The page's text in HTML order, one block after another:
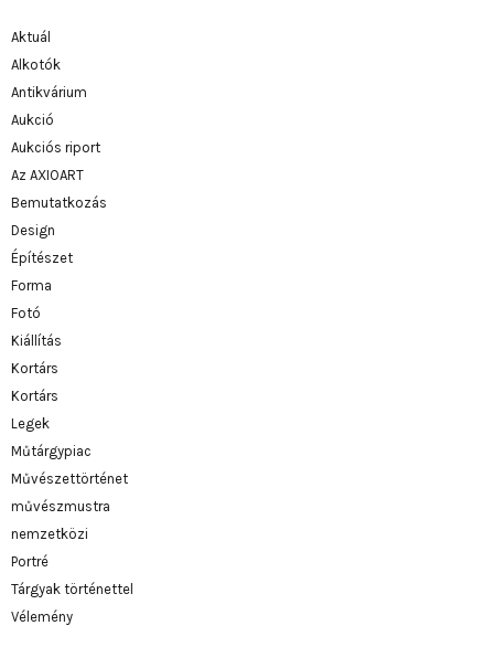
Aktuál
Alkotók
Antikvárium
Aukció
Aukciós riport
Az AXIOART
Bemutatkozás
Design
Építészet
Forma
Fotó
Kiállítás
Kortárs
Kortárs
Legek
Műtárgypiac
Művészettörténet
művészmustra
nemzetközi
Portré
Tárgyak történettel
Vélemény